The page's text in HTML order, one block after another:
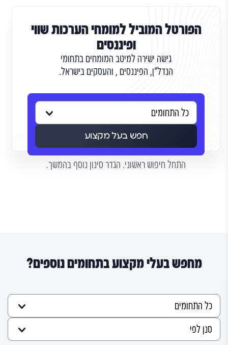
הפורטל המוביל למומחי הערכות שווי
ופיננסים
גישה ישירה למיטב המומחים בתחומי
הנדל"ן, הפיננסים , והעסקים בישראל.
חפש בעל מקצוע
התחל חיפוש ראשוני. הגדר סינון נוסף בהמשך.
מחפש בעלי מקצוע בתחומים נוספים?